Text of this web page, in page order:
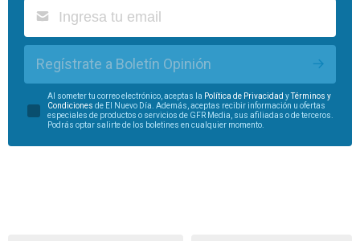
Regístrate a Boletín Opinión
Al someter tu correo electrónico, aceptas la Política de Privacidad yTérminos y
Condiciones de El Nuevo Día. Además, aceptas recibir información u ofertas
especiales de productos o servicios de GFR Media, sus afiliadas o de terceros.
Podrás optar salirte de los boletines en cualquier momento.